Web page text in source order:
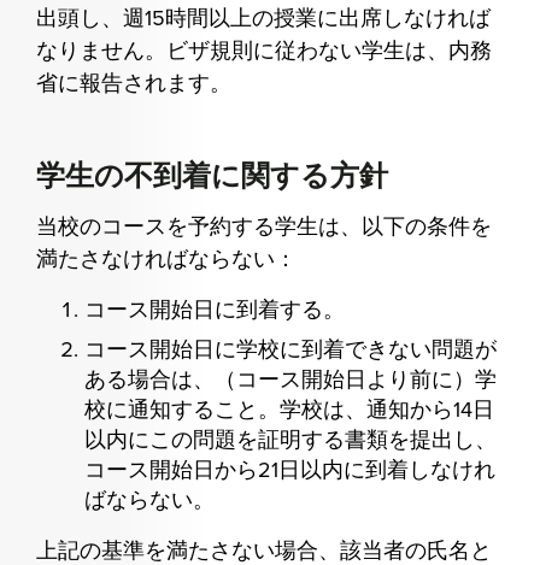
出頭し、週15時間以上の授業に出席しなければ
なりません。ビザ規則に従わない学生は、内務
省に報告されます。
学生の不到着に関する方針
当校のコースを予約する学生は、以下の条件を
満たさなければならない：
コース開始日に到着する。
コース開始日に学校に到着できない問題が
ある場合は、（コース開始日より前に）学
校に通知すること。学校は、通知から14日
以内にこの問題を証明する書類を提出し、
コース開始日から21日以内に到着しなけれ
ばならない。
上記の基準を満たさない場合、該当者の氏名と